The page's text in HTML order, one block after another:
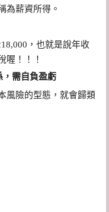
為薪資所得。
，也就是說年收
喔！！！
，需自負盈虧
風險的型態，就會歸類